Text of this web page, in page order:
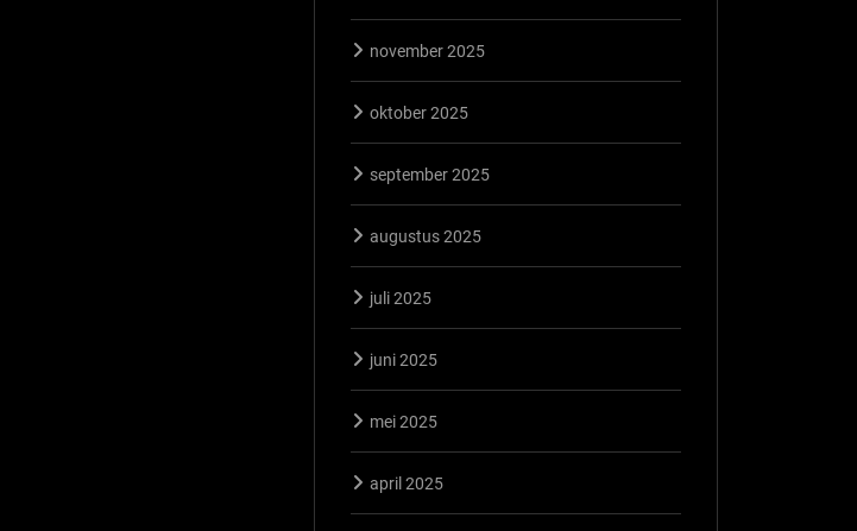
november 2025
oktober 2025
september 2025
augustus 2025
juli 2025
juni 2025
mei 2025
april 2025